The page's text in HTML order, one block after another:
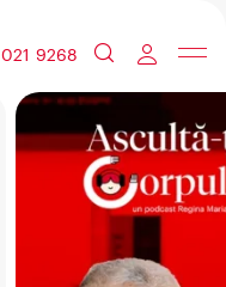
021 9268